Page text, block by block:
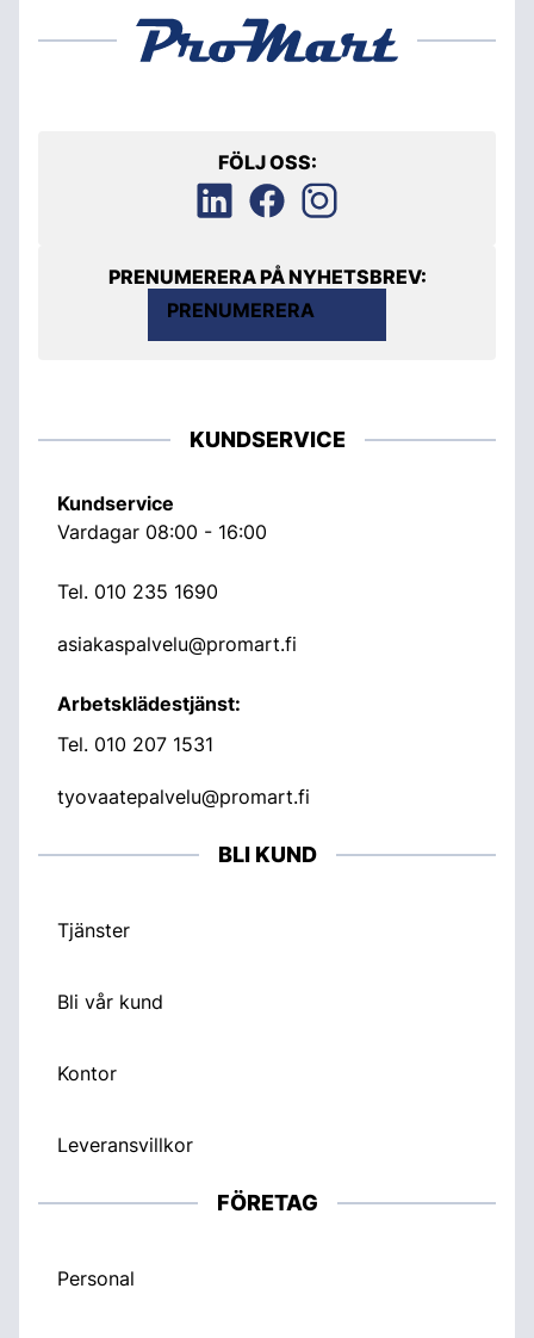
FÖLJ OSS:
PRENUMERERA PÅ NYHETSBREV:
PRENUMERERA
KUNDSERVICE
Kundservice
Vardagar 08:00 - 16:00
Tel. 010 235 1690
asiakaspalvelu@promart.fi
Arbetsklädestjänst:
Tel. 010 207 1531
tyovaatepalvelu@promart.fi
BLI KUND
Tjänster
Bli vår kund
Kontor
Leveransvillkor
FÖRETAG
Personal